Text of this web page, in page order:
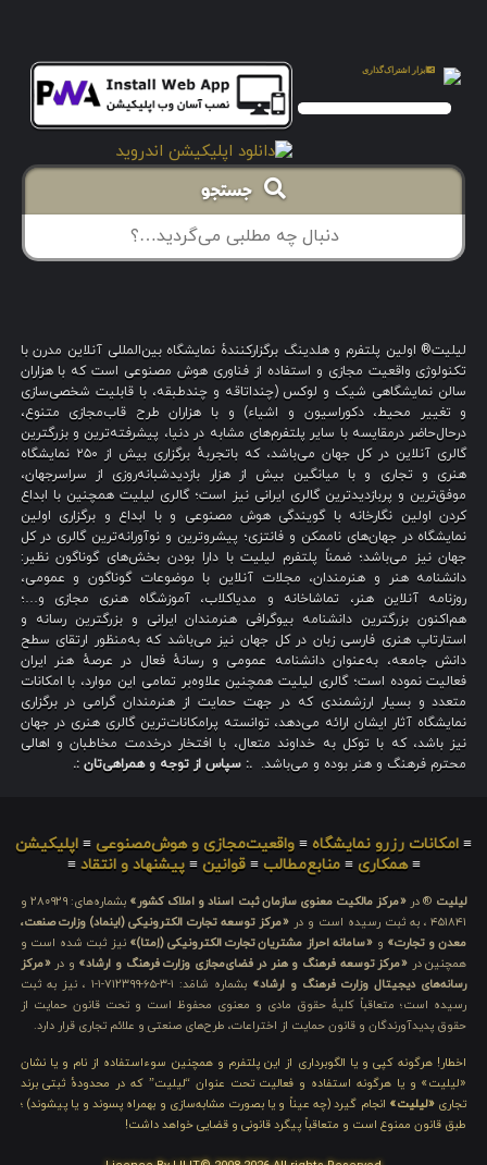
جستجو
لیلیت® اولین پلتفرم و هلدینگ برگزارکنندهٔ نمایشگاه بین‌المللی آنلاین مدرن با
تکنولوژی واقعیت مجازی و استفاده از فناوری هوش مصنوعی است که با هزاران
سالن نمایشگاهی شیک و لوکس (چنداتاقه و چندطبقه، با قابلیت شخصی‌سازی
و تغییر محیط، دکوراسیون و اشیاء) و با هزاران طرح قاب‌مجازی متنوع،
درحال‌حاضر درمقایسه با سایر پلتفرم‌های مشابه در دنیا، پیشرفته‌ترین و بزرگترین
گالری آنلاین در کل جهان می‌باشد، که باتجربهٔ برگزاری بیش از ۲۵۰ نمایشگاه
هنری و تجاری و با میانگین بیش از هزار بازدیدشبانه‌روزی از سراسرجهان،
موفق‌ترین و پربازدیدترین گالری ایرانی نیز است؛ گالری لیلیت همچنین با ابداع
کردن اولین نگارخانه با گویندگی هوش مصنوعی و با ابداع و برگزاری اولین
نمایشگاه در جهان‌های ناممکن و فانتزی؛ پیشروترین و نوآورانه‌ترین گالری در کل
جهان نیز می‌باشد؛ ضمناً پلتفرم لیلیت با دارا بودن بخش‌های گوناگون نظیر:
دانشنامه هنر و هنرمندان، مجلات آنلاین با موضوعات گوناگون و عمومی،
روزنامه آنلاین هنر، تماشاخانه و مدیاکلاب، آموزشگاه هنری مجازی و…؛
هم‌اکنون بزرگترین دانشنامه بیوگرافی هنرمندان ایرانی و بزرگترین رسانه و
استارتاپ هنری فارسی زبان در کل جهان نیز می‌باشد که به‌منظور ارتقای سطح
دانش جامعه، به‌عنوان دانشنامه عمومی و رسانهٔ فعال در عرصهٔ هنر ایران
فعالیت نموده است؛ گالری لیلیت همچنین علاوه‌بر تمامی این موارد، با امکانات
متعدد و بسیار ارزشمندی که در جهت حمایت از هنرمندان گرامی در برگزاری
نمایشگاه آثار ایشان ارائه می‌دهد، توانسته پرامکانات‌ترین گالری هنری در جهان
نیز باشد، که با توکل به خداوند متعال، با افتخار درخدمت مخاطبان و اهالی
محترم فرهنگ و هنر بوده و می‌باشد. .: سپاس از توجه و همراهی‌تان :.
≡ امکانات رزرو نمایشگاه ≡ واقعیت‌مجازی و هوش‌مصنوعی ≡ اپلیکیشن
≡همکاری ≡منابع‌مطالب ≡قوانین ≡پیشنهاد و انتقاد ≡
لیلیت ® در «مرکز مالکیت معنوی سازمان ثبت اسناد و املاک کشور»
بشماره‌های: ۲۸۰۹۲۹ و
۴۵۱۸۴۱ ، به ثبت رسیده است و در
«مرکز توسعه تجارت الکترونیکی (اینماد) وزارت صنعت،
معدن و تجارت» و «سامانه احراز مشتریان تجارت الکترونیکی (اِمتا)» نیز ثبت شده است و
همچنین در «مرکز توسعه فرهنگ و هنر در فضای‌مجازی وزارت فرهنگ و ارشاد» و در«مرکز
رسانه‌های دیجیتال وزارت فرهنگ و ارشاد»
بشماره شامَد: ۱-۳-۶۵-۷۱۲۳۹۹-۱-۱ ، نیز به ثبت
رسیده است؛ متعاقباً کلیهٔ حقوق مادی و معنوی محفوظ است و تحت قانون حمایت از
حقوق پدیدآورندگان و قانون حمایت از اختراعات، طرح‌های صنعتی و علائم تجاری قرار دارد.
اخطار! هرگونه کپی و یا الگوبرداری از این پلتفرم و همچنین سوءاستفاده از نام و یا نشان
«لیلیت» و یا هرگونه استفاده و فعالیت تحت عنوان “لیلیت” که در محدودهٔ ثبتی برند
تجاری «لیلیت» انجام گیرد (چه عیناً و یا بصورت مشابه‌سازی و بهمراه پسوند و یا پیشوند) ؛
طبق قانون ممنوع است و متعاقباً پیگرد قانونی و قضایی خواهد داشت!